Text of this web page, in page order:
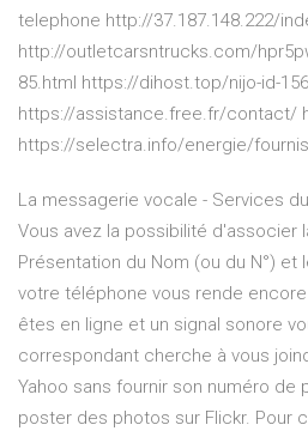
telephone http://37.187.148.222/
http://outletcarsntrucks.com/
85.html https://dihost.top/nijo-id-
https://assistance.free.fr/contact/
https://selectra.info/energie/
La messagerie vocale - Services
Vous avez la possibilité d'associer
Présentation du Nom (ou du N°) et
votre téléphone vous rende
êtes en ligne et un signal sonore
correspondant cherche à vous
Yahoo sans fournir son numéro de
poster des photos sur Flickr. Pour